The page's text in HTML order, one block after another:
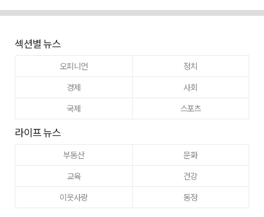
섹션별 뉴스
오피니언
정치
경제
사회
국제
스포츠
라이프 뉴스
부동산
문화
교육
건강
이웃사랑
동정